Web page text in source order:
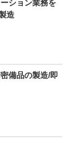
ション業務を
造
備品の製造/即